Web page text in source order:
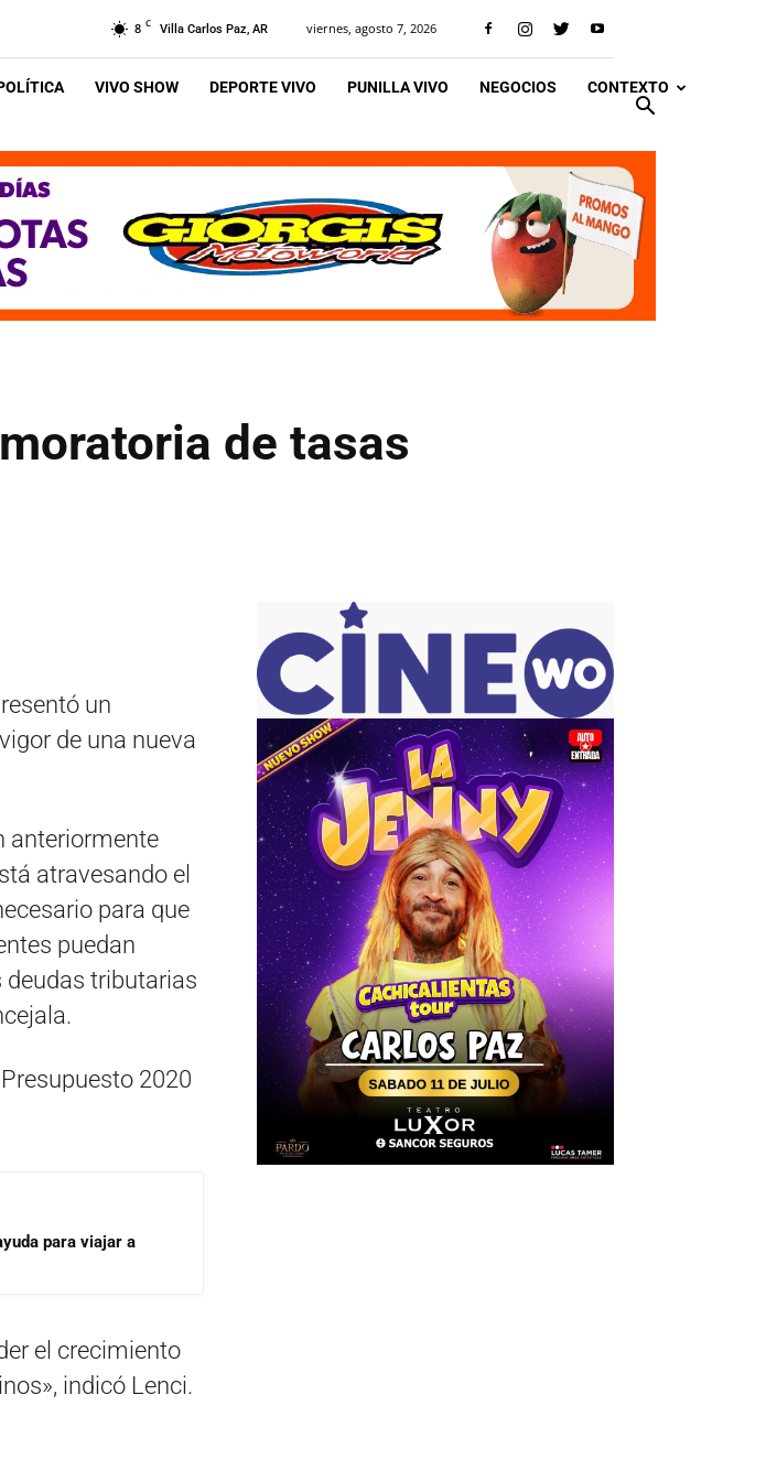
8 C Villa Carlos Paz, AR viernes, agosto 7, 2026
VIVO SHOW DEPORTE VIVO PUNILLA VIVO NEGOCIOS CONTEXTO
de tasas
un
de una nueva
anteriormente
atravesando el
para que
puedan
deudas tributarias
2020
para viajar a
el crecimiento
indicó Lenci.